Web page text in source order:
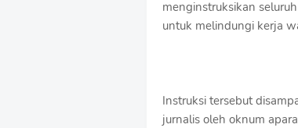
menginstruksikan
untuk melindungi kerja
Instruksi tersebut
jurnalis oleh oknum